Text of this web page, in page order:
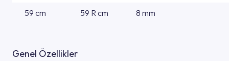
59 cm 59 R cm 8 mm
Genel Özellikler